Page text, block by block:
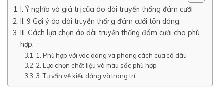
I. Ý nghĩa và giá trị của áo dài truyền thống đám cưới
II. 9 Gợi ý áo dài truyền thống đám cưới tôn dáng.
III. Cách lựa chọn áo dài truyền thống đám cưới cho phù
hợp.
1. Phù hợp với vóc dáng và phong cách của cô dâu
2. Lựa chọn chất liệu và màu sắc phù hợp
3. Tư vấn về kiểu dáng và trang trí